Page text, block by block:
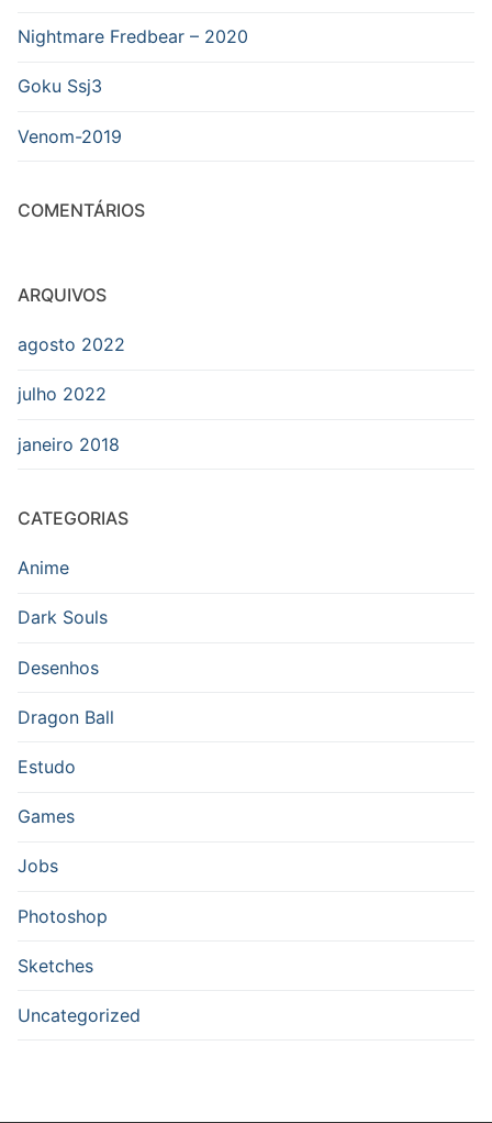
Nightmare Fredbear – 2020
Goku Ssj3
Venom-2019
COMENTÁRIOS
ARQUIVOS
agosto 2022
julho 2022
janeiro 2018
CATEGORIAS
Anime
Dark Souls
Desenhos
Dragon Ball
Estudo
Games
Jobs
Photoshop
Sketches
Uncategorized